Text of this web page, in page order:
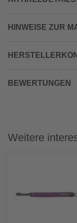
HINWEISE ZUR
BEWERTUNGEN
Weitere